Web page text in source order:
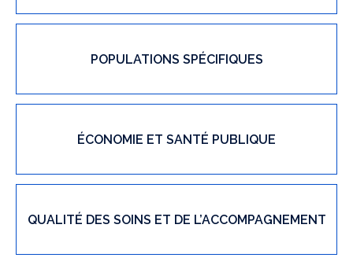
POPULATIONS SPÉCIFIQUES
ÉCONOMIE ET SANTÉ PUBLIQUE
QUALITÉ DES SOINS ET DE L’ACCOMPAGNEMENT